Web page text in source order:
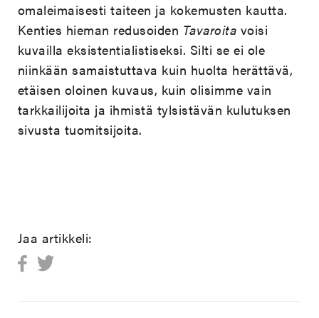
omaleimaisesti taiteen ja kokemusten kautta.
Kenties hieman redusoiden Tavaroita voisi
kuvailla eksistentialistiseksi. Silti se ei ole
niinkään samaistuttava kuin huolta herättävä,
etäisen oloinen kuvaus, kuin olisimme vain
tarkkailijoita ja ihmistä tylsistävän kulutuksen
sivusta tuomitsijoita.
Jaa artikkeli: